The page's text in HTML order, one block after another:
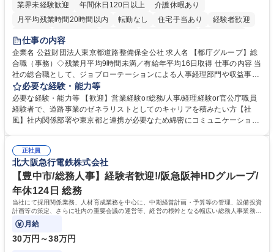
業界未経験歓迎
年間休日120日以上
介護休暇あり
月平均残業時間20時間以内
転勤なし 住宅手当あり
経験者歓迎
研修あり
退職金あり
駅近5分以内
資格取得手当あり 食事補助あり
仕事の内容
企業名 公益財団法人東京都道路整備保全公社 求人名 【都庁グループ】総
合職（事務）◇残業月平均9時間未満／有給年平均16日取得 仕事の内容 当
社の総合職として、ジョブローテーションによる人事経理部門や収益事業
等のフロント部門の部署等幅広い部署での業務をお任せいたします。研修
制度やキャリア支援が充実しております！ ※下記業務詳細 【業務詳細】■
管理部門：広報、人事、経理など当公社の運営に係る管理業務 ■収益部
門：駐車場の新規開拓、管理運営、新宿駅西口広場の「イベントコーナ
道路施設や道路工事現場の見学ツアー事業 ※入社後は上記いずれかの部門
へ配属。※業務内容変更の範囲：会社の定める業務 募集職種 【都庁グル
ープ】総合職（事務）◇残業月平均9時間未満／有給年平均16日取得
必要な経験・能力等
必要な経験・能力等 【歓迎】営業経験or総務/人事/経理経験or官公庁職員
経験者で、道路事業のゼネラリストとしてのキャリアを積みたい方【社
風】社内関係部署や東京都と連携が必要なため綿密にコミュニケーション
部門など多岐に渡る業務を経験できます。 ■様々なプロジェクト：駐車場
事業の他、新宿駅西口広場内に設置された照明を兼ねた広告「ブライトサ
イン」の管理運営を行うなど、事業収益を生み出す活動を積極的に行って
います。 学歴・資格 学歴：大学院 大学 高専 短大 専修学校 高校 語学力：
資格：
正社員
北大阪急行電鉄株式会社
【豊中市/総務人事】経験者歓迎!/阪急阪神HDグループ/
年休124日 総務
当社にて採用関係業務、人材育成業務を中心に、中期経営計画・予算等の管理、設備投資
計画等の策定、さらに社内の重要会議の運営等、経営の根幹となる幅広い総務人事業務全
般を担当していただきます。
月給
30万円～38万円